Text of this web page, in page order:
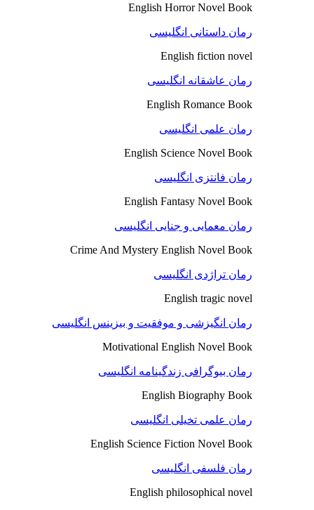
English Horror Novel Book
رمان داستانی انگلیسی
English fiction novel
رمان عاشقانه انگلیسی
English Romance Book
رمان علمی انگلیسی
English Science Novel Book
رمان فانتزی انگلیسی
English Fantasy Novel Book
رمان معمایی و جنایی انگلیسی
Crime And Mystery English Novel Book
رمان تراژدی انگلیسی
English tragic novel
رمان انگیزشی و موفقیت و بیزینس انگلیسی
Motivational English Novel Book
رمان بیوگرافی زندگینامه انگلیسی
English Biography Book
رمان علمی تخیلی انگلیسی
English Science Fiction Novel Book
رمان فلسفی انگلیسی
English philosophical novel